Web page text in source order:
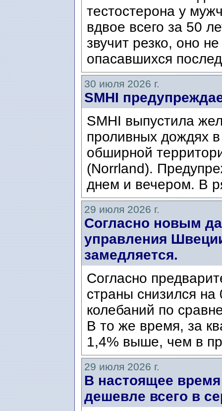
тестостерона у
вдвое всего за 50
звучит резко, оно
опасавшихся
30 июля 2026 г.
SMHI
SMHI выпустила
проливных дождях
обширной
(Norrland).
днем ​​и вечером. В
29 июля 2026 г.
Согласно новым
управления
замедляется.
Согласно
страны снизился
колебаний по
В то же время, за
1,4% выше, чем в
29 июля 2026 г.
В настоящее
дешевле всего в